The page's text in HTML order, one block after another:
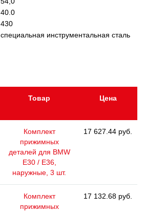
40.0
430
специальная инструментальная сталь
Товар Цена
Комплект
прижимных
деталей для BMW
E30 / E36,
наружные, 3 шт.
17 627.44 руб.
Комплект
прижимных
17 132.68 руб.